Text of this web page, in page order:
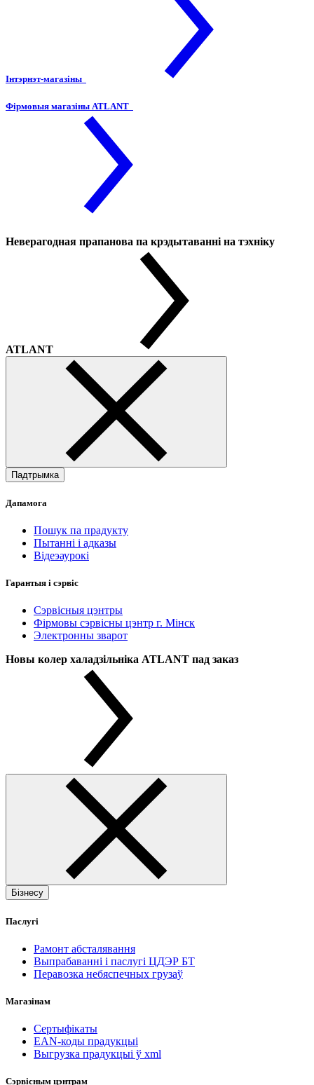
Інтэрнэт-магазіны
Фірмовыя магазіны ATLANT
Неверагодная прапанова па крэдытаванні на тэхніку
ATLANT
Падтрымка
Дапамога
Пошук па прадукту
Пытанні і адказы
Відеэаурокі
Гарантыя і сэрвіс
Сэрвісныя цэнтры
Фірмовы сэрвісны цэнтр г. Мінск
Электронны зварот
Новы колер халадзільніка ATLANT пад заказ
Бізнесу
Паслугі
Рамонт абсталявання
Выпрабаванні і паслугі ЦДЭР БТ
Перавозка небяспечных грузаў
Магазінам
Сертыфікаты
EAN-коды прадукцыі
Выгрузка прадукцыі ў xml
Сэрвісным цэнтрам